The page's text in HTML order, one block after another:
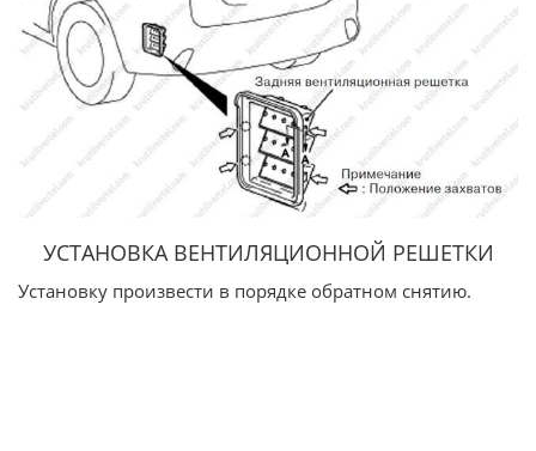
УСТАНОВКА ВЕНТИЛЯЦИОННОЙ РЕШЕТКИ
Установку произвести в порядке обратном снятию.